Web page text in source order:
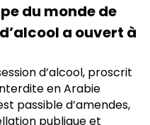
du monde de
a ouvert à
d’alcool, proscrit
en Arabie
passible d’amendes,
publique et